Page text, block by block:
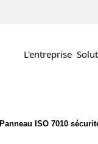
L'entreprise
Plaque
Panneau ISO 7010